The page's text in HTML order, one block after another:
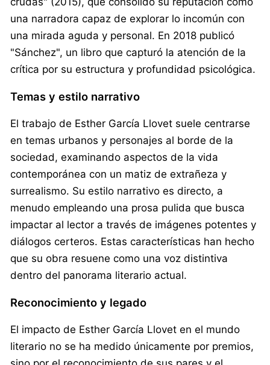
una narradora capaz de explorar lo incomún con
una mirada aguda y personal. En 2018 publicó
"Sánchez", un libro que capturó la atención de la
crítica por su estructura y profundidad psicológica.
Temas y estilo narrativo
El trabajo de Esther García Llovet suele centrarse
en temas urbanos y personajes al borde de la
sociedad, examinando aspectos de la vida
contemporánea con un matiz de extrañeza y
surrealismo. Su estilo narrativo es directo, a
menudo empleando una prosa pulida que busca
impactar al lector a través de imágenes potentes y
diálogos certeros. Estas características han hecho
que su obra resuene como una voz distintiva
dentro del panorama literario actual.
Reconocimiento y legado
El impacto de Esther García Llovet en el mundo
literario no se ha medido únicamente por premios,